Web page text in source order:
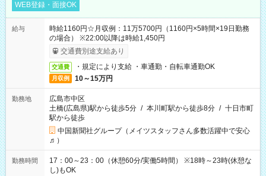
WEB登録・面接OK
給与
時給1160円☆月収例：11万5700円（1160円×5時間×19日勤務
の場合） ※22:00以降は時給1,450円
交通費別途支給あり
交通費 ・規定により支給 ・車通勤・自転車通勤OK
月収例 10～15万円
勤務地
広島市中区
土橋(広島県)駅から徒歩5分 / 本川町駅から徒歩8分 / 十日市町
駅から徒歩
中国新聞社グループ（メイツスタッフさん多数活躍中で安心
♬）
勤務時間
17：00～23：00（休憩60分/実働5時間） ※18時～23時(休憩な
し)もOK